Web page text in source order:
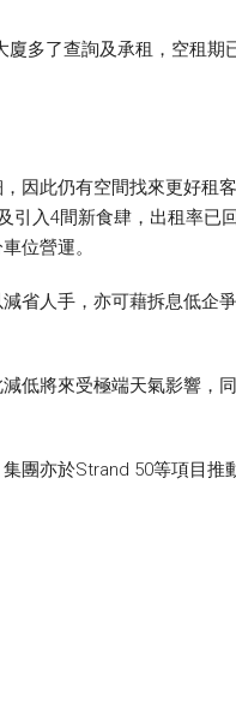
多了查詢及承租，空租期
因此仍有空間找來更好租
入4間新食肆，出租率已
位營運。
省人手，亦可藉拆息低企
低將來受極端天氣影響，
團亦於Strand 50等項目推